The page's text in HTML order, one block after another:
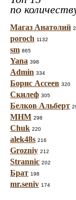
по
Магаз Анатолий
poroch 1132
sm 865
Yana 398
Admin 334
Борис Ассеев 320
Скилеф 305
Белков Альберт
МНМ 298
Chuk 220
alek48s 216
Grozniy 212
Strannic 202
Брат 198
mr.seniv 174